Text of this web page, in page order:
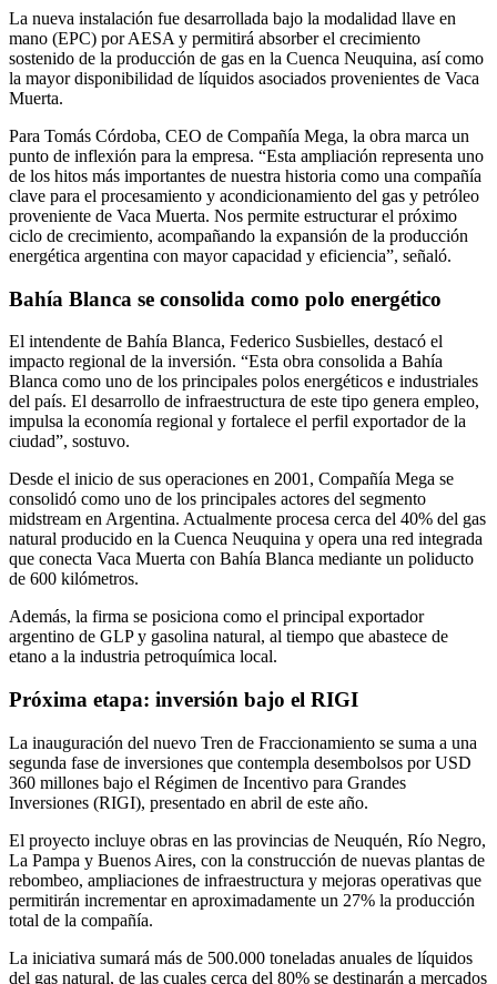
La nueva instalación fue desarrollada bajo la modalidad llave en
mano (EPC) porAESA y permitirá absorber el crecimiento
sostenido de la producción de gas en la Cuenca Neuquina, así como
la mayor disponibilidad de líquidos asociados provenientes de Vaca
Muerta.
Para Tomás Córdoba, CEO de Compañía Mega, la obra marca un
punto de inflexión para la empresa. “Esta ampliación representa uno
de los hitos más importantes de nuestra historia como una compañía
clave para el procesamiento y acondicionamiento del gas y petróleo
proveniente de Vaca Muerta. Nos permite estructurar el próximo
ciclo de crecimiento, acompañando la expansión de la producción
energética argentina con mayor capacidad y eficiencia”, señaló.
Bahía Blanca se consolida como polo energético
El intendente de Bahía Blanca, Federico Susbielles, destacó el
impacto regional de la inversión. “Esta obra consolida a Bahía
Blanca como uno de los principales polos energéticos e industriales
del país. El desarrollo de infraestructura de este tipo genera empleo,
impulsa la economía regional y fortalece el perfil exportador de la
ciudad”, sostuvo.
Desde el inicio de sus operaciones en 2001, Compañía Mega se
consolidó como uno de los principales actores del segmento
midstream en Argentina. Actualmente procesa cerca del 40% del gas
natural producido en la Cuenca Neuquina y opera una red integrada
que conecta Vaca Muerta con Bahía Blanca mediante un poliducto
de 600 kilómetros.
Además, la firma se posiciona como el principal exportador
argentino de GLP y gasolina natural, al tiempo que abastece de
etano a la industria petroquímica local.
Próxima etapa: inversión bajo el RIGI
La inauguración del nuevo Tren de Fraccionamiento se suma a una
segunda fase de inversiones que contempla desembolsos por USD
360 millones bajo el Régimen de Incentivo para Grandes
Inversiones (RIGI), presentado en abril de este año.
El proyecto incluye obras en las provincias de Neuquén, Río Negro,
La Pampa y Buenos Aires, con la construcción de nuevas plantas de
rebombeo, ampliaciones de infraestructura y mejoras operativas que
permitirán incrementar en aproximadamente un 27% la producción
total de la compañía.
La iniciativa sumará más de 500.000 toneladas anuales de líquidos
del gas natural, de las cuales cerca del 80% se destinarán a mercados